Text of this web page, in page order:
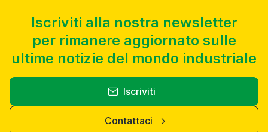
Iscriviti alla nostra newsletter
per rimanere aggiornato sulle
ultime notizie del mondo industriale
Iscriviti
Contattaci